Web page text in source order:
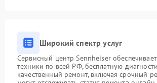
Широкий спектр услуг
Сервисный центр Sennheiser
техники по всей РФ, бесплатную
качественный ремонт, включая срочный